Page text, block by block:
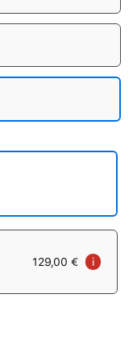
129,00 € i